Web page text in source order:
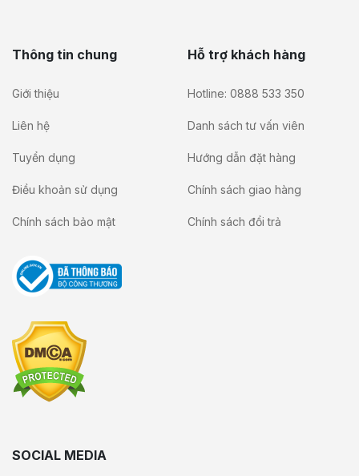
Thông tin chung
Giới thiệu
Liên hệ
Tuyển dụng
Điều khoản sử dụng
Chính sách bảo mật
Hỗ trợ khách hàng
Hotline: 0888 533 350
Danh sách tư vấn viên
Hướng dẫn đặt hàng
Chính sách giao hàng
Chính sách đổi trả
SOCIAL MEDIA